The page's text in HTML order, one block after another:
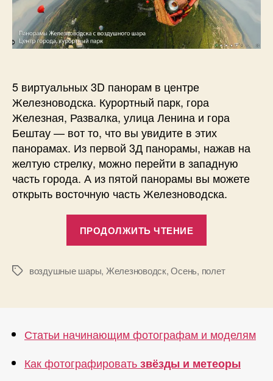
5 виртуальных 3D панорам в центре
Железноводска. Курортный парк, гора
Железная, Развалка, улица Ленина и гора
Бештау — вот то, что вы увидите в этих
панорамах. Из первой 3Д панорамы, нажав на
желтую стрелку, можно перейти в западную
часть города. А из пятой панорамы вы можете
открыть восточную часть Железноводска.
ПРОДОЛЖИТЬ ЧТЕНИЕ
с
города»
Меткивоздушные шары, Железноводск,Осень, полет
Статьи начинающим фотографам и моделям
Как фотографироватьзвёзды и метеоры